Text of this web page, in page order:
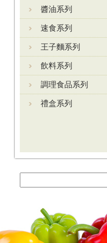
醬油系列
速食系列
王子麵系列
飲料系列
調理食品系列
禮盒系列